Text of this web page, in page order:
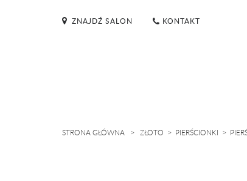
ZNAJDŹ SALON KONTAKT
STRONA GŁÓWNA > ZŁOTO > PIERŚCIONKI >